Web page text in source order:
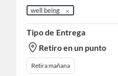
well being
Tipo de Entrega
Retiro en un punto
Retira mañana